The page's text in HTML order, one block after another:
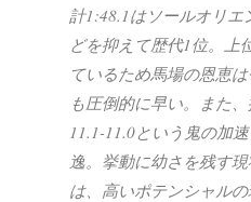
計1:48.1はソールオリ
どを抑えて歴代1位。上
ているため馬場の恩恵
も圧倒的に早い。また
11.1-11.0という鬼の加
逸。挙動に幼さを残す
は、高いポテンシャルの